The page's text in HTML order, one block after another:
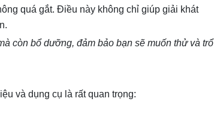
quá gắt. Điều này không chỉ giúp giải khát
còn bổ dưỡng, đảm bảo bạn sẽ muốn thử và trổ
và dụng cụ là rất quan trọng: